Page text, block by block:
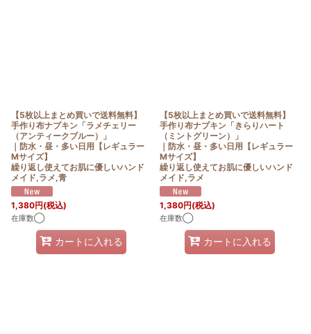
【5枚以上まとめ買いで送料無料】
手作り布ナプキン「ラメチェリー
（アンティークブルー）」
｜防水・昼・多い日用【レギュラー
Mサイズ】
繰り返し使えてお肌に優しいハンド
メイド,ラメ,青
1,380円(税込)
在庫数◯
カートに入れる
【5枚以上まとめ買いで送料無料】
手作り布ナプキン「きらりハート
（ミントグリーン）」
｜防水・昼・多い日用【レギュラー
Mサイズ】
繰り返し使えてお肌に優しいハンド
メイド,ラメ
1,380円(税込)
在庫数◯
カートに入れる